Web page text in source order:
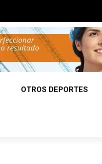
OTROS DEPORTES